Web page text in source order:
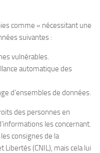
comme « nécessitant une
suivantes :
vulnérables.
automatique des
d’ensembles de données.
des personnes en
les concernant.
consignes de la
(CNIL), mais cela lui